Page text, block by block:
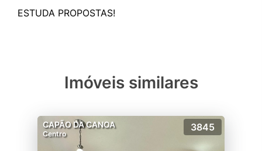
Imóveis similares
CAPÃO DA CANOA
Centro
3845